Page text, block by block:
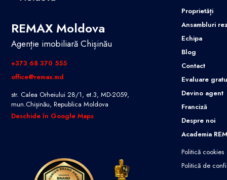
REMAX Moldova
Agenție imobiliară Chișinău
+373 68 370 555
office@remax.md
str. Calea Orheiului 28/1, et.3, MD-2059,
mun.Chișinău, Republica Moldova
Deschide în Google Maps
Proprietăți
Ansambluri
Echipa
Blog
Contact
Evaluare
Devino agent
Franciză
Despre noi
Academia
Politică cookies
Politică de